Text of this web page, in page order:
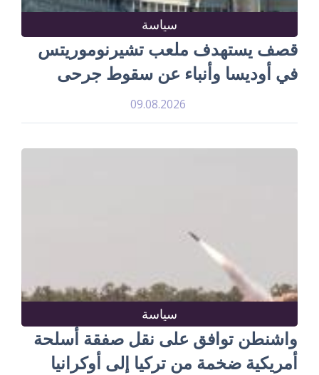
سياسة
قصف يستهدف ملعب تشيرنوموريتس
في أوديسا وأنباء عن سقوط جرحى
09.08.2026
سياسة
واشنطن توافق على نقل صفقة أسلحة
أمريكية ضخمة من تركيا إلى أوكرانيا